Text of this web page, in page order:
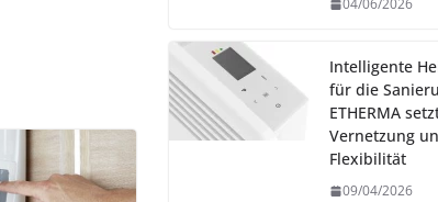
04/06/2026
Intelligente
für die
ETHERMA
Vernetzung
Flexibilität
09/04/2026